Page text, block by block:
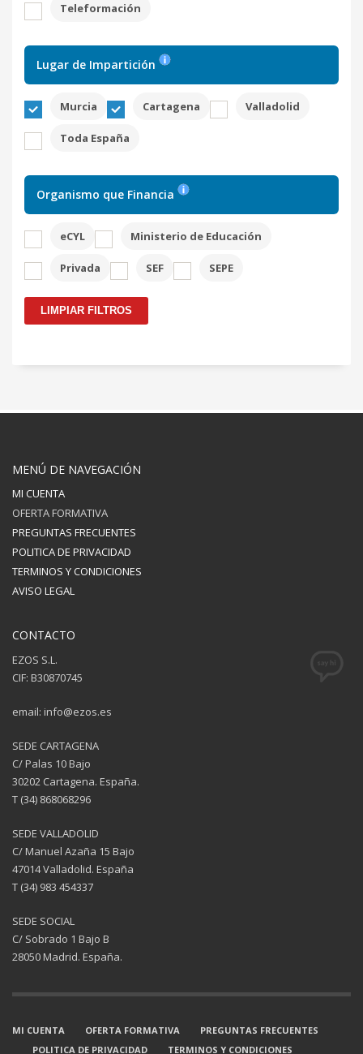
Teleformación
Lugar de Impartición
Murcia Cartagena Valladolid
Toda España
Organismo que Financia
eCYL Ministerio de Educación
Privada SEF SEPE
LIMPIAR FILTROS
MENÚ DE NAVEGACIÓN
MI CUENTA
OFERTA FORMATIVA
PREGUNTAS FRECUENTES
POLITICA DE PRIVACIDAD
TERMINOS Y CONDICIONES
AVISO LEGAL
CONTACTO
EZOS S.L.
CIF: B30870745
email: info@ezos.es
SEDE CARTAGENA
C/ Palas 10 Bajo
30202 Cartagena. España.
T (34) 868068296
SEDE VALLADOLID
C/ Manuel Azaña 15 Bajo
47014 Valladolid. España
T (34) 983 454337
SEDE SOCIAL
C/ Sobrado 1 Bajo B
28050 Madrid. España.
MI CUENTA OFERTA FORMATIVA
PREGUNTAS FRECUENTES
POLITICA DE PRIVACIDAD
TERMINOS Y CONDICIONES